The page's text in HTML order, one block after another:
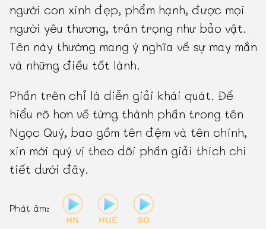
người con xinh đẹp, phẩm hạnh, được mọi
người yêu thương, trân trọng như bảo vật.
Tên này thường mang ý nghĩa về sự may mắn
và những điều tốt lành.
Phần trên chỉ là diễn giải khái quát. Để
hiểu rõ hơn về từng thành phần trong tên
Ngọc Quý, bao gồm tên đệm và tên chính,
xin mời quý vị theo dõi phần giải thích chi
tiết dưới đây.
Phát âm: